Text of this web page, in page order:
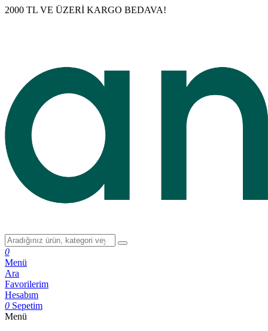
2000 TL VE ÜZERİ KARGO BEDAVA!
0
Menü
Ara
Favorilerim
Hesabım
0 Sepetim
Menü